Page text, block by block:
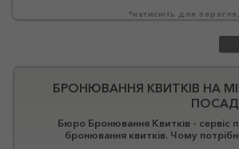
*натисніть для
БРОНЮВАННЯ КВИТКІВ НА
Бюро Бронювання Квитків - сервіс
бронювання квитків. Чому